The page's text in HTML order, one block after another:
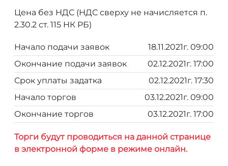
Цена без НДС (НДС сверху не начисляется п.
2.30.2 ст. 115 НК РБ)
Начало подачи заявок
18.11.2021г. 09:00
Окончание подачи заявок
02.12.2021г. 17:00
Срок уплаты задатка
02.12.2021г. 17:30
Начало торгов
03.12.2021г. 09:00
Окончание торгов
03.12.2021г. 17:00
Торги будут проводиться на данной странице
в электронной форме в режиме онлайн.